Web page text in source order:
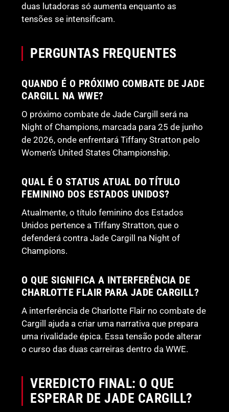
duas lutadoras só aumenta enquanto as
tensões se intensificam.
PERGUNTAS FREQUENTES
QUANDO É O PRÓXIMO COMBATE DE JADE
CARGILL NA WWE?
O próximo combate de Jade Cargill será na
Night of Champions, marcada para 25 de junho
de 2026, onde enfrentará Tiffany Stratton pelo
Women’s United States Championship.
QUAL É O STATUS ATUAL DO TÍTULO
FEMININO DOS ESTADOS UNIDOS?
Atualmente, o título feminino dos Estados
Unidos pertence a Tiffany Stratton, que o
defenderá contra Jade Cargill na Night of
Champions.
O QUE SIGNIFICA A INTERFERÊNCIA DE
CHARLOTTE FLAIR PARA JADE CARGILL?
A interferência de Charlotte Flair no combate de
Cargill ajuda a criar uma narrativa que prepara
uma rivalidade épica. Essa tensão pode alterar
o curso das duas carreiras dentro da WWE.
VEREDICTO FINAL: O QUE
ESPERAR DE JADE CARGILL?